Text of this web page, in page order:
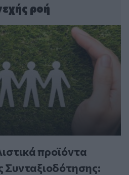
ροή
προϊόντα
Συνταξιοδότησης: